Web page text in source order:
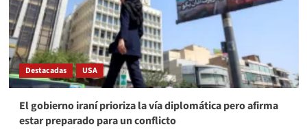
Estados
Unidos
e
Irán
y
su
impacto
regional
Destacadas USA
El gobierno iraní prioriza la vía diplomática pero afirma
estar preparado para un conflicto